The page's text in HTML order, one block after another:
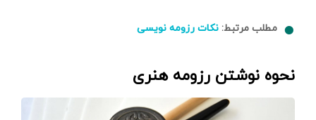
مطلب مرتبط: نکات رزومه نویسی
نحوه نوشتن رزومه هنری